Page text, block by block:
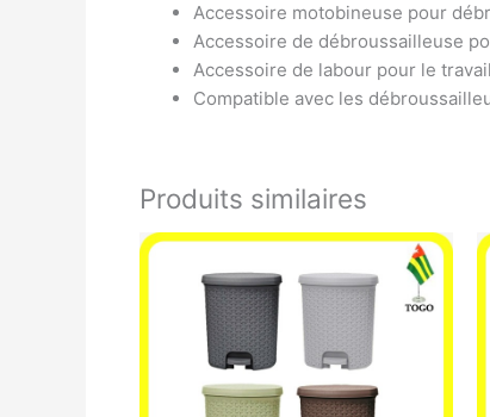
Accessoire motobineuse pour
Accessoire de débroussailleuse
Accessoire de labour pour le
Compatible avec les
Produits similaires